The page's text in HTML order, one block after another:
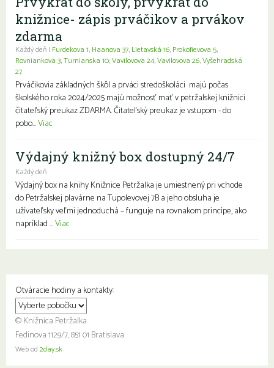
knižnice- zápis prváčikov a prvákov
zdarma
Každý deň | Furdekova 1, Haanova 37, Lietavská 16, Prokofievova 5,
Rovniankova 3,Turnianska 10,Vavilovova 24,Vavilovova 26,Vyšehradská
27
Prváčikovia základných škôl a prváci stredoškoláci majú počas
školského roka 2024/2025 majú možnosť mať v petržalskej knižnici
čitateľský preukaz ZDARMA. Čitateľský preukaz je vstupom - do
pobo...Viac
Výdajný knižný box dostupný 24/7
Každý deň
Výdajný box na knihy Knižnice Petržalka je umiestnený pri vchode
do Petržalskej plavárne na Tupolevovej 7B a jeho obsluha je
užívateľsky veľmi jednoduchá – funguje na rovnakom princípe, ako
napríklad ...Viac
Otváracie hodiny a kontakty:
© Knižnica Petržalka
Fedinova 1129/7, 851 01 Bratislava
Web od 2day.sk